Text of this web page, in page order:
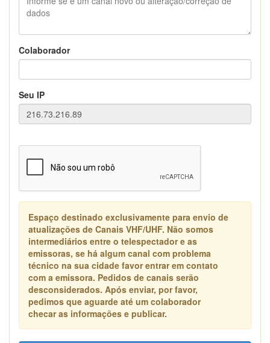
Colaborador
Seu IP
Espaço destinado exclusivamente para envio de
atualizações de Canais VHF/UHF. Não somos
intermediários entre o telespectador e as
emissoras, se há algum canal com problema
técnico na sua cidade favor entrar em contato
com a emissora. Pedidos de canais serão
desconsiderados. Após enviar, por favor,
pedimos que aguarde até um colaborador
checar as informações e publicar.